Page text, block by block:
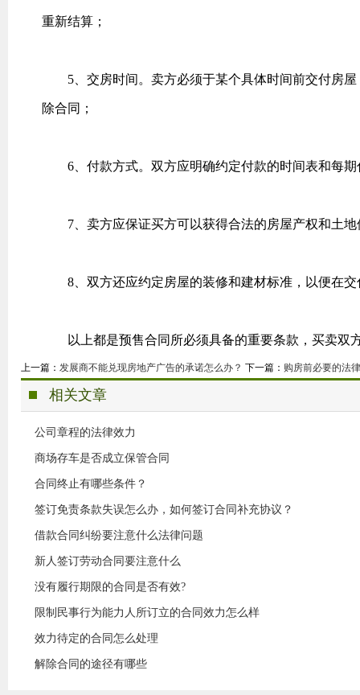
重新结算；
5、交房时间。卖方必须于某个具体时间前交付房屋
除合同；
6、付款方式。双方应明确约定付款的时间表和每期
7、卖方应保证买方可以获得合法的房屋产权和土地
8、双方还应约定房屋的装修和建材标准，以便在交
以上都是预售合同所必须具备的重要条款，买卖双
上一篇： 发展商不能兑现房地产广告的承诺怎么办？ 下一篇： 购房前必要的法
相关文章
公司章程的法律效力
商场存车是否成立保管合同
合同终止有哪些条件？
签订免责条款失误怎么办，如何签订合同补充协议？
借款合同纠纷要注意什么法律问题
新人签订劳动合同要注意什么
没有履行期限的合同是否有效?
限制民事行为能力人所订立的合同效力怎么样
效力待定的合同怎么处理
解除合同的途径有哪些